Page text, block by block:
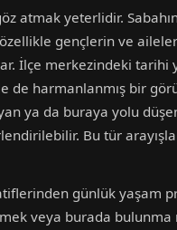
atmak yeterlidir.
gençlerin ve
İlçe merkezindeki tarihi
harmanlanmış bir
ya da buraya yolu
Bu tür
günlük yaşam
veya burada